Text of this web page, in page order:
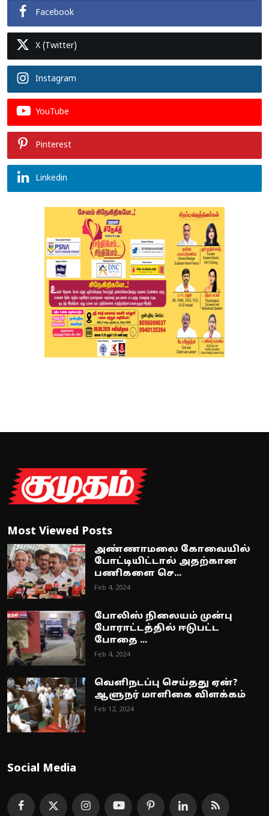
Facebook
X (Twitter)
Instagram
YouTube
Pinterest
Linkedin
Most Viewed Posts
அண்ணாமலை கோவையில்
போட்டியிட்டால் அதற்கான
பணிகளை செ...
Feb 4, 2024
போலிஸ் நிலையம் முன்பு
போராட்டத்தில் ஈடுபட்ட
போதை ...
Feb 4, 2024
வெளிநடப்பு செய்தது ஏன்?
ஆளுநர் மாளிகை விளக்கம்
Feb 12, 2024
Social Media